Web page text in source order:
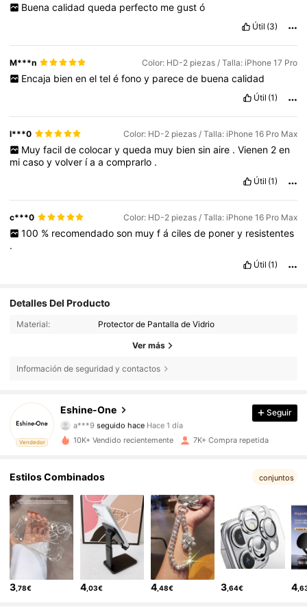
Buena calidad queda perfecto me gust ó
Útil (3)
M***n Color: HD-2 piezas / Talla: iPhone 17 Pro
Encaja bien en el tel é fono y parece de buena calidad
Útil (1)
l***0 Color: HD-2 piezas / Talla: iPhone 16 Pro Max
Muy facil de colocar y queda muy bien sin aire . Vienen 2 en
micasoyvolver íaacomprarlo .
Útil (1)
c***0 Color: HD-2 piezas / Talla: iPhone 16 Pro Max
100 % recomendado son muy f á ciles de poner y resistentes
.
Útil (1)
Detalles Del Producto
Material: Protector de Pantalla de Vidrio
Ver más
Información de seguridad y contactos
Vendedor
Eshine-One
a***9 seguido hace
a***9 está navegando
4,80
250 Seguidores
4,80 250 Seguidores
4,80 250 Seguidores
250 Seguidores
Seguir
10K+ Vendido recientemente 7K+ Compra repetida
Estilos Combinados conjuntos
3 ,78€ 4 ,03€ 4,48€ 3 ,64€ 4